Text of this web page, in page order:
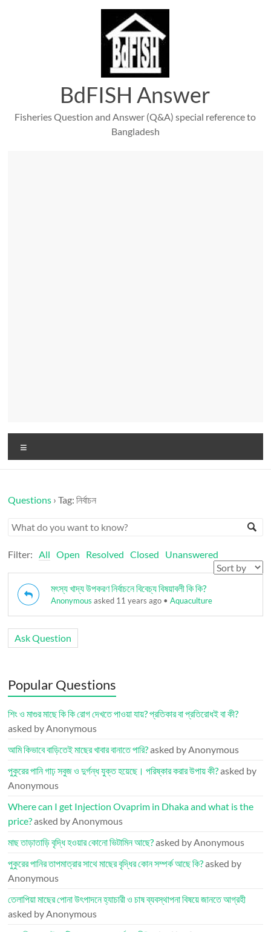
BdFISH Answer
Fisheries Question and Answer (Q&A) special reference to
Bangladesh
Questions ›Tag: নির্বাচন
Filter: All Open Resolved Closed Unanswered
মৎস্য খাদ্য উপকরণ নির্বাচনে বিবেচ্য বিষয়াবলী কি কি?
Anonymous asked 11 years ago •Aquaculture
Ask Question
Popular Questions
শিং ও মাগুর মাছে কি কি রোগ দেখতে পাওয়া যায়? প্রতিকার বা প্রতিরোধই বা কী?
asked by Anonymous
আমি কিভাবে বাড়িতেই মাছের খাবার বানাতে পারি?asked by Anonymous
পুকুরের পানি গাঢ় সবুজ ও দুর্গন্ধ যুক্ত হয়েছে। পরিষ্কার করার উপায় কী?asked by
Anonymous
Where can I get Injection Ovaprim in Dhaka and what is the
price?asked by Anonymous
মাছ তাড়াতাড়ি বৃদ্ধি হওয়ার কোনো ভিটামিন আছে?asked by Anonymous
পুকুরের পানির তাপমাত্রার সাথে মাছের বৃদ্ধির কোন সম্পর্ক আছে কি?asked by
Anonymous
তেলাপিয়া মাছের পোনা উৎপাদনে হ্যাচারী ও চাষ ব্যবস্থাপনা বিষয়ে জানতে আগ্রহী
asked by Anonymous